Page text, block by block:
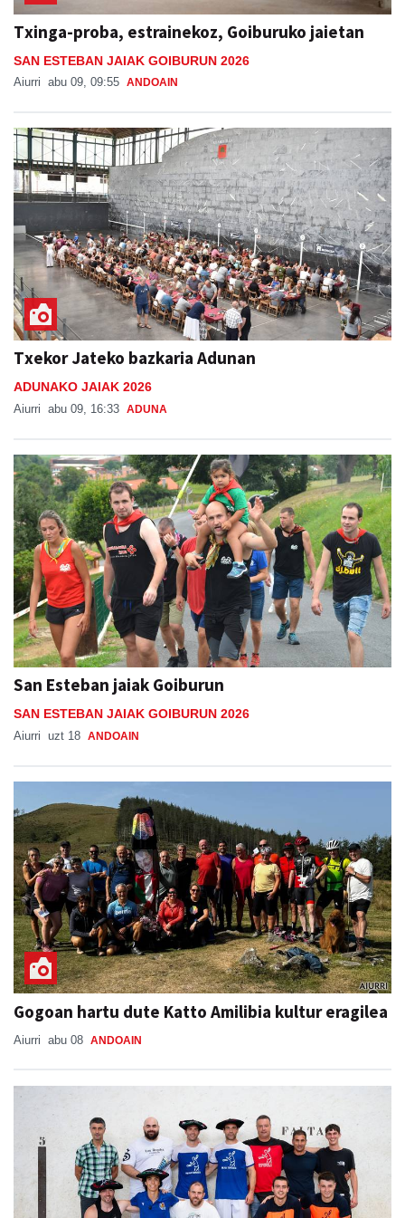
Txinga-proba, estrainekoz, Goiburuko jaietan
SAN ESTEBAN JAIAK GOIBURUN 2026
Aiurri abu 09, 09:55 ANDOAIN
Txekor Jateko bazkaria Adunan
ADUNAKO JAIAK 2026
Aiurri abu 09, 16:33 ADUNA
San Esteban jaiak Goiburun
SAN ESTEBAN JAIAK GOIBURUN 2026
Aiurri uzt 18 ANDOAIN
Gogoan hartu dute Katto Amilibia kultur eragilea
Aiurri abu 08 ANDOAIN